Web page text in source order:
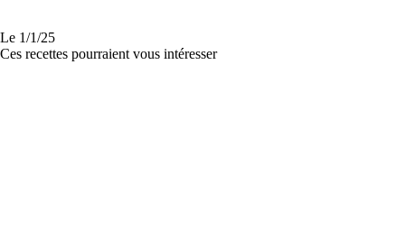
Le 1/1/25
Ces recettes pourraient vous intéresser